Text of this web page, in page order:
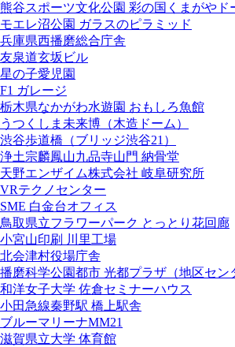
熊谷スポーツ文化公園 彩の国くまがやド
モエレ沼公園 ガラスのピラミッド
兵庫県西播磨総合庁舎
友泉道玄坂ビル
星の子愛児園
F1 ガレージ
栃木県なかがわ水遊園 おもしろ魚館
うつくしま未来博（木造ドーム）
渋谷歩道橋（ブリッジ渋谷21）
浄土宗麟鳳山九品寺山門 納骨堂
天野エンザイム株式会社 岐阜研究所
VRテクノセンター
SME 白金台オフィス
鳥取県立フラワーパーク とっとり花回廊
小宮山印刷 川里工場
北会津村役場庁舎
播磨科学公園都市 光都プラザ（地区セン
和洋女子大学 佐倉セミナーハウス
小田急線秦野駅 橋上駅舎
ブルーマリーナMM21
滋賀県立大学 体育館